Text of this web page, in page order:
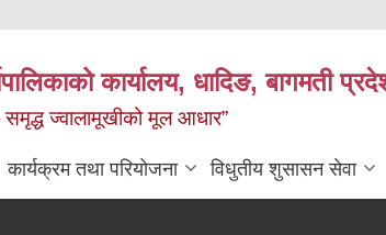
कार्यालय, धादिङ, बागमती
समृद्ध ज्वालामूखीको मूल आधार”
कार्यक्रम तथा परियोजना विधुतीय शुसासन सेवा